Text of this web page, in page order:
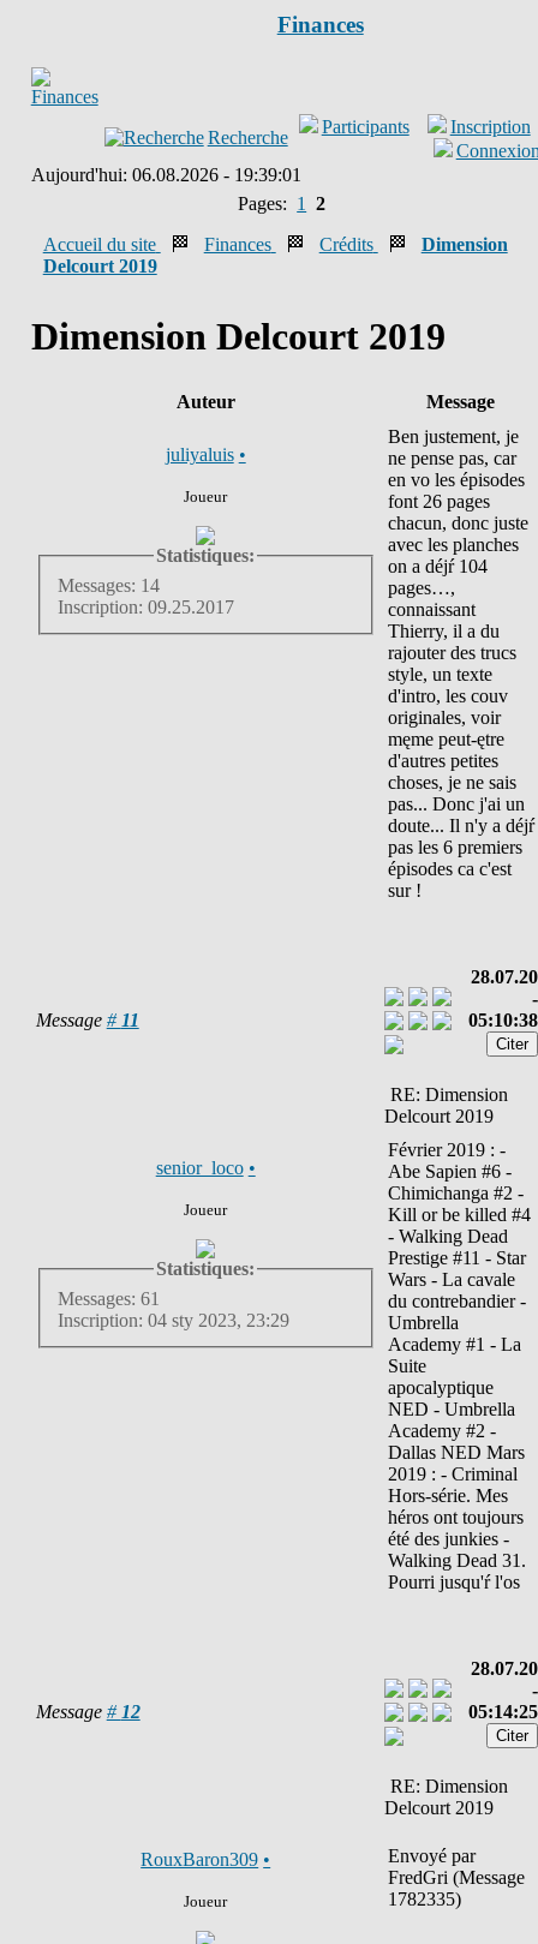
Finances
Recherche
Participants
Inscription
Aujourd'hui: 06.08.2026 - 19:39:01
Pages: 1
2
Accueil du site
🏁 Finances 🏁 Crédits 🏁 Dimension
Delcourt 2019
Dimension Delcourt 2019
Auteur Message
juliyaluis •
Joueur
Statistiques:
Messages: 14
Inscription: 09.25.2017
Ben justement, je
ne pense pas, car
en vo les épisodes
font 26 pages
chacun, donc juste
avec les planches
on a déjŕ 104
pages…,
connaissant
Thierry, il a du
rajouter des trucs
style, un texte
d'intro, les couv
originales, voir
męme peut-ętre
d'autres petites
choses, je ne sais
pas... Donc j'ai un
doute... Il n'y a déjŕ
pas les 6 premiers
épisodes ca c'est
sur !
Message # 11
28.07.20
-
05:10:38
RE: Dimension
Delcourt 2019
senior_loco •
Joueur
Statistiques:
Messages: 61
Inscription: 04 sty 2023, 23:29
Février 2019 : -
Abe Sapien #6 -
Chimichanga #2 -
Kill or be killed #4
- Walking Dead
Prestige #11 - Star
Wars - La cavale
du contrebandier -
Umbrella
Academy #1 - La
Suite
apocalyptique
NED - Umbrella
Academy #2 -
Dallas NED Mars
2019 : - Criminal
Hors-série. Mes
héros ont toujours
été des junkies -
Walking Dead 31.
Pourri jusqu'ŕ l'os
Message # 12
28.07.20
-
05:14:25
RE: Dimension
Delcourt 2019
RouxBaron309 •
Joueur
Envoyé par
FredGri (Message
1782335)